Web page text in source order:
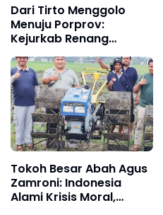
Dari Tirto Menggolo
Menuju Porprov:
Kejurkab Renang
Ponorogo Jadi
Lumbung Calon Atlet
Berprestasi
Tokoh Besar Abah Agus
Zamroni: Indonesia
Alami Krisis Moral,